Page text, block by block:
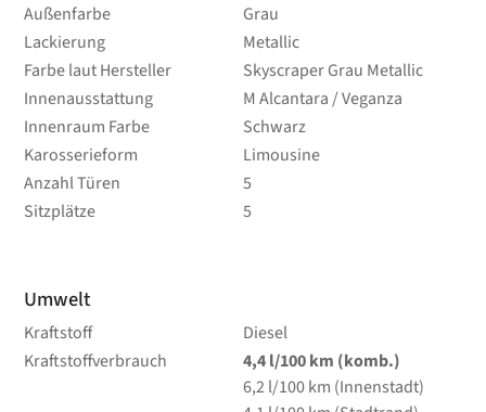
Außenfarbe
Grau
Lackierung
Metallic
Farbe laut Hersteller
Skyscraper Grau Metallic
Innenausstattung
M Alcantara / Veganza
Innenraum Farbe
Schwarz
Karosserieform
Limousine
Anzahl Türen
5
Sitzplätze
5
Umwelt
Kraftstoff
Diesel
Kraftstoffverbrauch
4,4l/100 km (komb.)
6,2l/100 km (Innenstadt)